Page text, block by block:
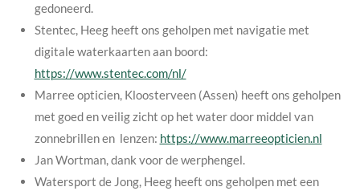
gedoneerd.
Stentec, Heeg heeft ons geholpen met navigatie met
digitale waterkaarten aan boord:
https://www.stentec.com/nl/
Marree opticien, Kloosterveen (Assen) heeft ons geholpen
met goed en veilig zicht op het water door middel van
zonnebrillen en lenzen: https://www.marreeopticien.nl
Jan Wortman, dank voor de werphengel.
Watersport de Jong, Heeg heeft ons geholpen met een